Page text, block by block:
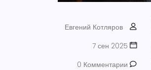
Евгений Котляров
7 сен 2025
0 Комментарии